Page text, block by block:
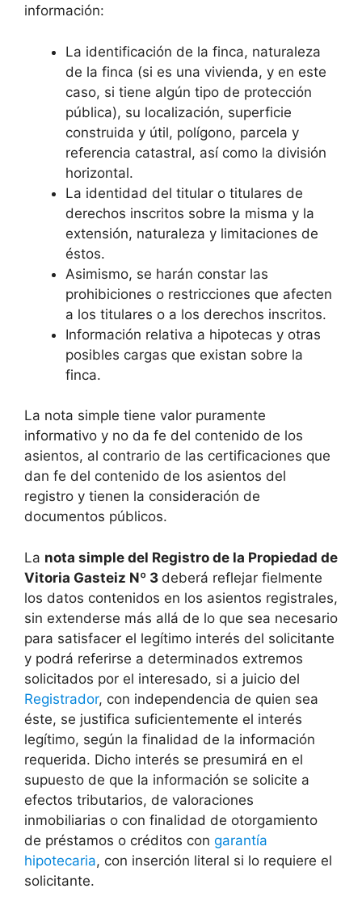
información:
La identificación de la finca, naturaleza
de la finca (si es una vivienda, y en este
caso, si tiene algún tipo de protección
pública), su localización, superficie
construida y útil, polígono, parcela y
referencia catastral, así como la división
horizontal.
La identidad del titular o titulares de
derechos inscritos sobre la misma y la
extensión, naturaleza y limitaciones de
éstos.
Asimismo, se harán constar las
prohibiciones o restricciones que afecten
a los titulares o a los derechos inscritos.
Información relativa a hipotecas y otras
posibles cargas que existan sobre la
finca.
La nota simple tiene valor puramente
informativo y no da fe del contenido de los
asientos, al contrario de las certificaciones que
dan fe del contenido de los asientos del
registro y tienen la consideración de
documentos públicos.
La nota simple del Registro de la Propiedad de
Vitoria Gasteiz Nº 3 deberá reflejar fielmente
los datos contenidos en los asientos registrales,
sin extenderse más allá de lo que sea necesario
para satisfacer el legítimo interés del solicitante
y podrá referirse a determinados extremos
solicitados por el interesado, si a juicio del
Registrador, con independencia de quien sea
éste, se justifica suficientemente el interés
legítimo, según la finalidad de la información
requerida. Dicho interés se presumirá en el
supuesto de que la información se solicite a
efectos tributarios, de valoraciones
inmobiliarias o con finalidad de otorgamiento
de préstamos o créditos con garantía
hipotecaria, con inserción literal si lo requiere el
solicitante.